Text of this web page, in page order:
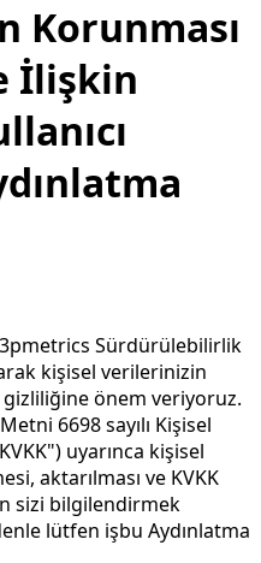
Korunması
İlişkin
Sürdürülebilirlik
kişisel verilerinizin
gizliliğine önem veriyoruz.
6698 sayılı Kişisel
uyarınca kişisel
aktarılması ve KVKK
sizi bilgilendirmek
lütfen işbu Aydınlatma